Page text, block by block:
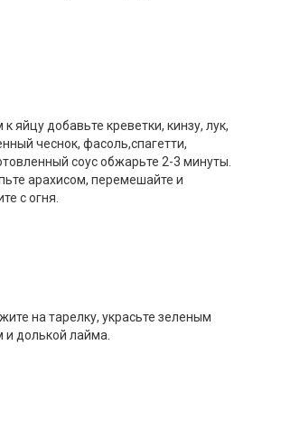
к яйцу добавьте креветки, кинзу, лук,
чеснок, фасоль,спагетти,
соус обжарьте 2-3 минуты.
арахисом, перемешайте и
с огня.
на тарелку, украсьте зеленым
и долькой лайма.